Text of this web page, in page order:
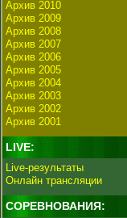
Архив 2010
Архив 2009
Архив 2008
Архив 2007
Архив 2006
Архив 2005
Архив 2004
Архив 2003
Архив 2002
Архив 2001
LIVE:
Live-результаты
Онлайн трансляции
СОРЕВНОВАНИЯ: